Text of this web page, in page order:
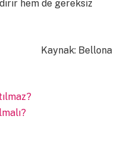
hem de gereksiz
Kaynak: Bellona